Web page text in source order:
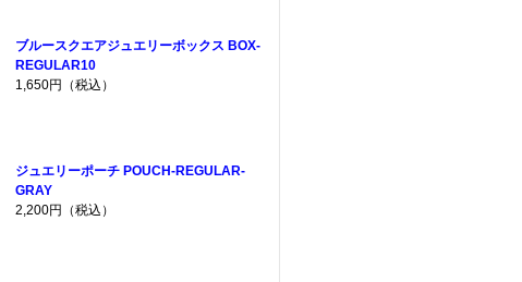
ブルースクエアジュエリーボックス BOX-
REGULAR10
1,650円（税込）
ジュエリーポーチ POUCH-REGULAR-
GRAY
2,200円（税込）